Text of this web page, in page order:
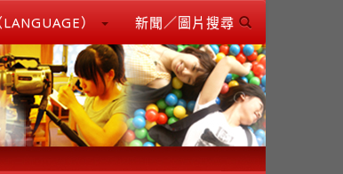
） 新聞／圖片搜尋